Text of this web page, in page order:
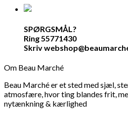
SPØRGSMÅL?
Ring 55771430
Skriv
Om Beau Marché
Beau Marché er et sted med sjæl,
atmosfære, hvor ting blandes frit,
nytænkning & kærlighed